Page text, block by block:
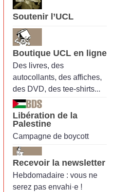
Soutenir l’UCL
Boutique UCL en ligne
Des livres, des
autocollants, des affiches,
des DVD, des tee-shirts...
Libération de la
Palestine
Campagne de boycott
Recevoir la newsletter
Hebdomadaire : vous ne
serez pas envahi·e !